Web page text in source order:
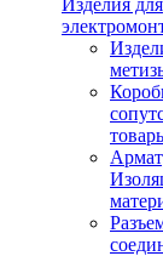
Изделия для